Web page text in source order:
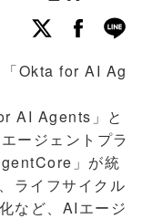
Okta for AI Ag
AI Agents」と
ージェントプラ
」が統
ライフサイクル
など、AIエージ